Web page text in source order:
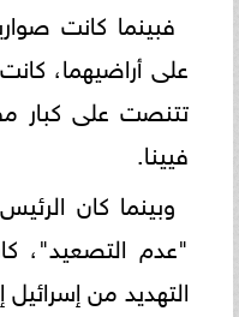
فبينما كانت
على أراضيهما،
تتنصت على كبار
فيينا.
وبينما كان
"عدم التصعيد"،
التهديد من